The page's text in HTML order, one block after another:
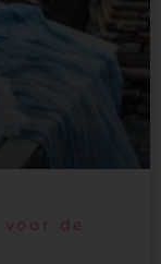
de